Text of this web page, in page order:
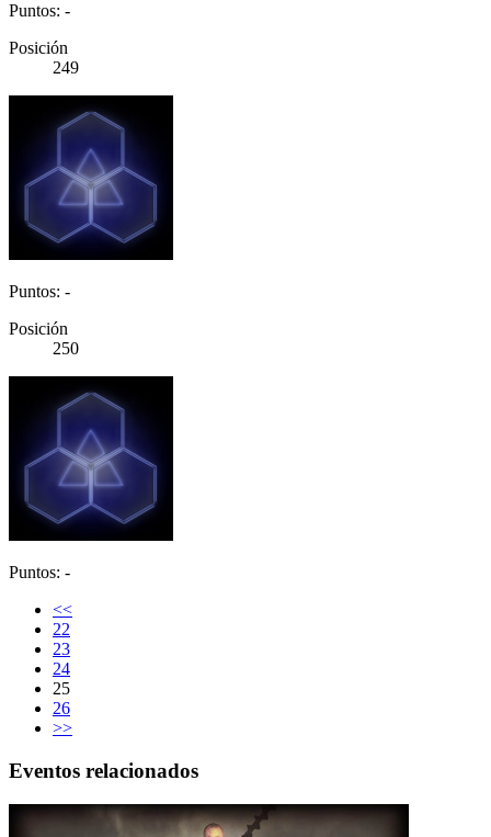
Puntos: -
Posición
249
Puntos: -
Posición
250
Puntos: -
<<
22
23
24
25
26
>>
Eventos relacionados